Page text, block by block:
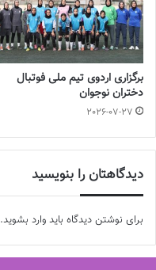
برگزاری اردوی تیم ملی فوتبال
دختران نوجوان
2026-07-27
دیدگاهتان را بنویسید
برای نوشتن دیدگاه باید وارد بشوید.